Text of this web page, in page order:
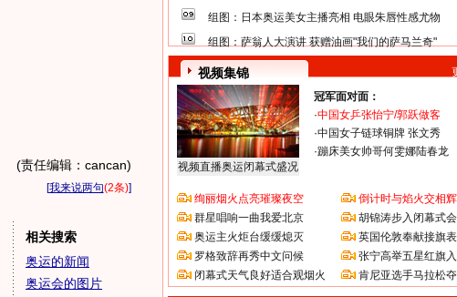
(责任编辑：cancan)
[我来说两句(2条)]
相关搜索
奥运的新闻
奥运会的图片
组图：日本奥运美女主播亮相 电眼朱唇性感尤物
组图：萨翁人大演讲 获赠油画"我们的萨马兰奇"
视频集锦
视频直播奥运闭幕式盛况
冠军面对面：
·中国女乒张怡宁/郭跃做客
·中国女子链球铜牌 张文秀
·蹦床美女帅哥何雯娜陆春龙
绚丽烟火点亮璀璨夜空
群星唱响一曲我爱北京
奥运主火炬台缓缓熄灭
罗格致辞再秀中文问候
闭幕式天气良好适合观烟火
倒计时与焰火交相
胡锦涛步入闭幕式
英国伦敦奉献接旗
张宁高举五星红旗
肯尼亚选手马拉松